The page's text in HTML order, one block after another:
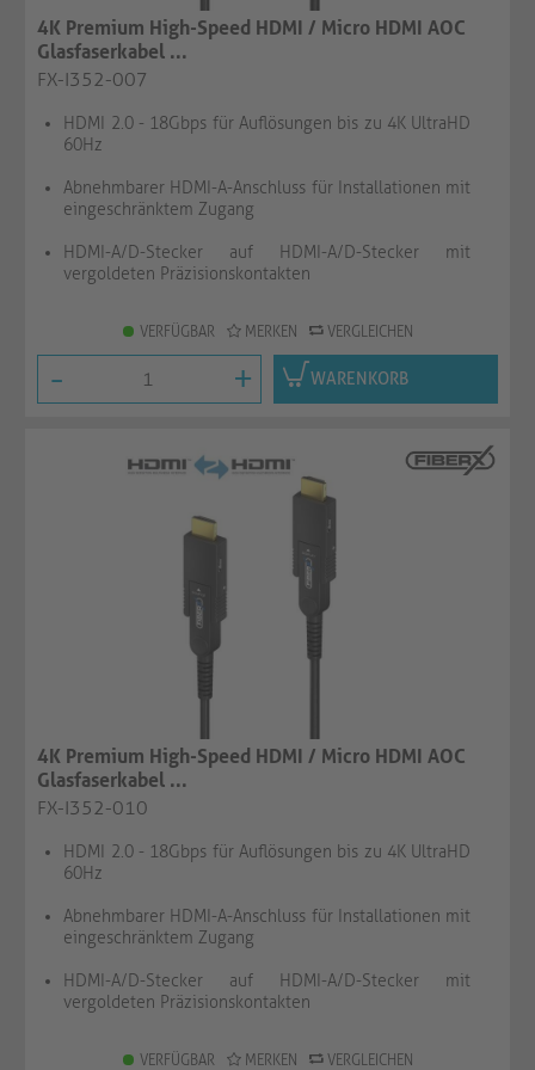
4K Premium High-Speed HDMI / Micro HDMI AOC
Glasfaserkabel ...
FX-I352-007
HDMI 2.0 - 18Gbps für Auflösungen bis zu 4K UltraHD
60Hz
Abnehmbarer HDMI-A-Anschluss für Installationen mit
eingeschränktem Zugang
HDMI-A/D-Stecker auf HDMI-A/D-Stecker mit
vergoldeten Präzisionskontakten
VERFÜGBAR MERKEN VERGLEICHEN
- + WARENKORB
4K Premium High-Speed HDMI / Micro HDMI AOC
Glasfaserkabel ...
FX-I352-010
HDMI 2.0 - 18Gbps für Auflösungen bis zu 4K UltraHD
60Hz
Abnehmbarer HDMI-A-Anschluss für Installationen mit
eingeschränktem Zugang
HDMI-A/D-Stecker auf HDMI-A/D-Stecker mit
vergoldeten Präzisionskontakten
VERFÜGBAR MERKEN VERGLEICHEN